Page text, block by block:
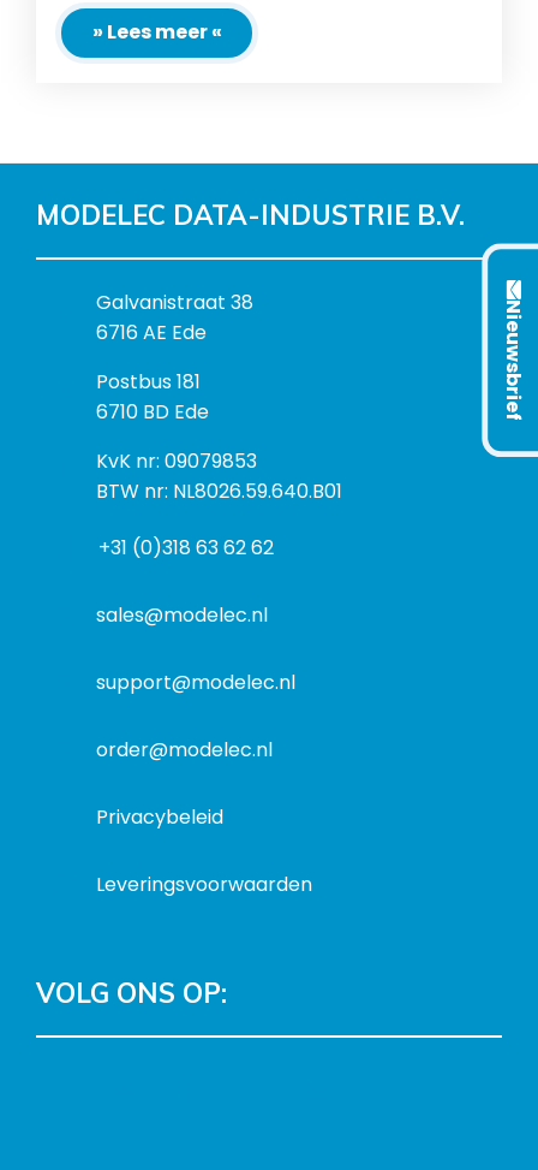
» Lees meer «
MODELEC DATA-INDUSTRIE B.V.
B
e
o
e
k
a
r
Galvanistraat 38
6716 AE Ede
P
o
t
a
s
Postbus 181
6710 BD Ede
I
n
o
m
KvK nr: 09079853
BTW nr: NL8026.59.640.B01
+31 (0)318 63 62 62
sales@modelec.nl
support@modelec.nl
order@modelec.nl
Privacybeleid
Leveringsvoorwaarden
VOLG ONS OP:
Nieuwsbrief